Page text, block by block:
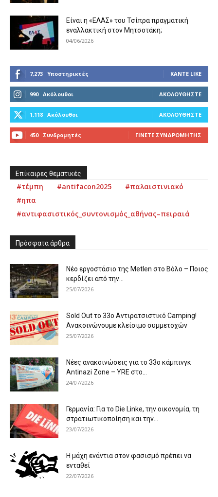
Είναι η «ΕΛΑΣ» του Τσίπρα πραγματική
εναλλακτική στον Μητσοτάκη;
04/06/2026
7,273 Υποστηρικτές ΚΆΝΤΕ LIKE
990 Ακόλουθοι ΑΚΟΛΟΥΘΉΣΤΕ
1,118 Ακόλουθοι ΑΚΟΛΟΥΘΉΣΤΕ
450 Συνδρομητές ΓΊΝΕΤΕ ΣΥΝΔΡΟΜΗΤΉΣ
Επίκαιρες θεματικές
#τέμπη #antifacon2025
#παλαιστινιακό
#ηπα
#αντιφασιστικός_συντονισμός_αθήνας–πειραιά
Πρόσφατα άρθρα
Νέο εργοστάσιο της Metlen στο Βόλο – Ποιος
κερδίζει από την...
25/07/2026
Sold Out το 33ο Αντιρατσιστικό Camping!
Ανακοινώνουμε κλείσιμο συμμετοχών
25/07/2026
Νέες ανακοινώσεις για το 33ο κάμπινγκ
Antinazi Zone – YRE στο...
24/07/2026
Γερμανία: Για το Die Linke, την οικονομία, τη
στρατιωτικοποίηση και την...
23/07/2026
Η μάχη ενάντια στον φασισμό πρέπει να
ενταθεί
22/07/2026